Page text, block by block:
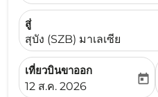
สู่
สุบัง (SZB) มาเลเซีย
เที่ยวบินขาออก
fc-booking-departure-
12 ส.ค. 2026
today